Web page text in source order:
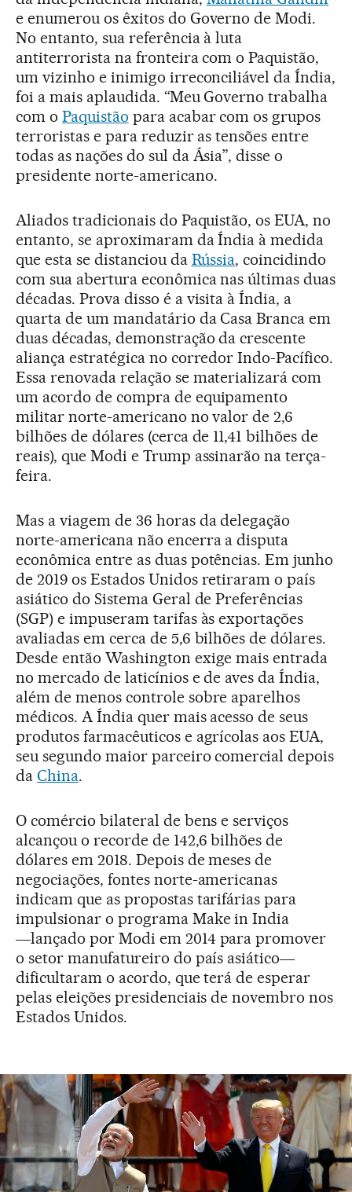
e enumerou os êxitos do Governo de Modi.
No entanto, sua referência à luta
antiterrorista na fronteira com o Paquistão,
um vizinho e inimigo irreconciliável da Índia,
foi a mais aplaudida. “Meu Governo trabalha
com o Paquistão para acabar com os grupos
terroristas e para reduzir as tensões entre
todas as nações do sul da Ásia”, disse o
presidente norte-americano.
Aliados tradicionais do Paquistão, os EUA, no
entanto, se aproximaram da Índia à medida
que esta se distanciou da Rússia, coincidindo
com sua abertura econômica nas últimas duas
décadas. Prova disso é a visita à Índia, a
quarta de um mandatário da Casa Branca em
duas décadas, demonstração da crescente
aliança estratégica no corredor Indo-Pacífico.
Essa renovada relação se materializará com
um acordo de compra de equipamento
militar norte-americano no valor de 2,6
bilhões de dólares (cerca de 11,41 bilhões de
reais), que Modi e Trump assinarão na terça-
feira.
Mas a viagem de 36 horas da delegação
norte-americana não encerra a disputa
econômica entre as duas potências. Em junho
de 2019 os Estados Unidos retiraram o país
asiático do Sistema Geral de Preferências
(SGP) e impuseram tarifas às exportações
avaliadas em cerca de 5,6 bilhões de dólares.
Desde então Washington exige mais entrada
no mercado de laticínios e de aves da Índia,
além de menos controle sobre aparelhos
médicos. A Índia quer mais acesso de seus
produtos farmacêuticos e agrícolas aos EUA,
seu segundo maior parceiro comercial depois
da China.
O comércio bilateral de bens e serviços
alcançou o recorde de 142,6 bilhões de
dólares em 2018. Depois de meses de
negociações, fontes norte-americanas
indicam que as propostas tarifárias para
impulsionar o programa Make in India
―lançado por Modi em 2014 para promover
o setor manufatureiro do país asiático―
dificultaram o acordo, que terá de esperar
pelas eleições presidenciais de novembro nos
Estados Unidos.